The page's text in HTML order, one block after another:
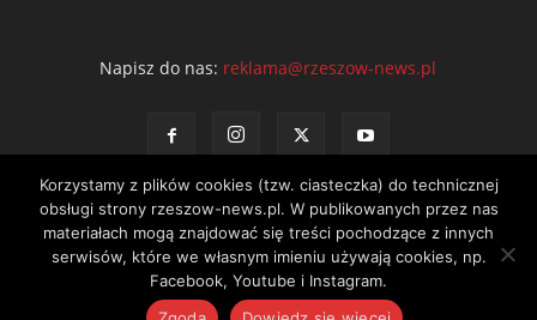
Napisz do nas: reklama@rzeszow-news.pl
Kontakt Polityka prywatności Regulamin portalu
© NEWS Sp. z o.o. - wydawca portalu Rzeszów News. Wszystkie prawa
Korzystamy z plików cookies (tzw. ciasteczka) do technicznej
obsługi strony rzeszow-news.pl. W publikowanych przez nas
materiałach mogą znajdować się treści pochodzące z innych
serwisów, które we własnym imieniu używają cookies, np.
Facebook, Youtube i Instagram.